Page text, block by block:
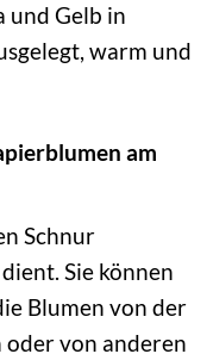
und Gelb in
warm und
am
Schnur
Sie können
Blumen von der
oder von anderen